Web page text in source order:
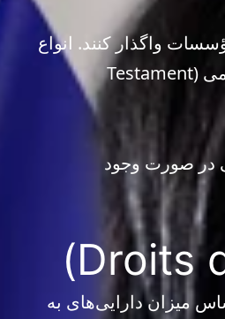
واگذار کنند. انواع
مختلف وصیت‌نامه‌ها شامل وصیت‌نامه کتبی (Testament olographe)، رسمی (Testament
در صورت وجود
میزان دارایی‌های به